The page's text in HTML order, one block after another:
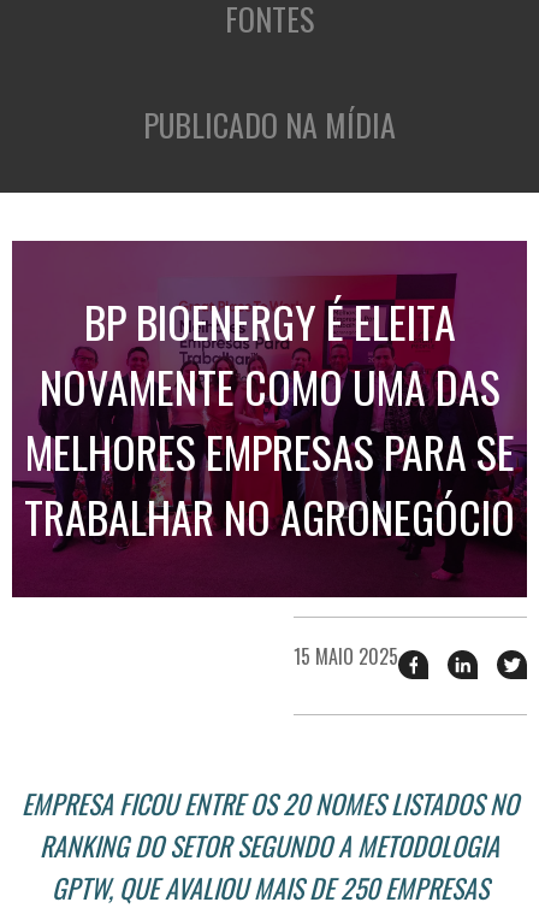
FONTES
PUBLICADO NA MÍDIA
BP BIOENERGY É ELEITA
NOVAMENTE COMO UMA DAS
MELHORES EMPRESAS PARA SE
TRABALHAR NO AGRONEGÓCIO
15 MAIO 2025 Compartilhar
esse
no
esse
no
EMPRESA FICOU ENTRE OS 20 NOMES LISTADOS NO
RANKING DO SETOR SEGUNDO A METODOLOGIA
GPTW, QUE AVALIOU MAIS DE 250 EMPRESAS